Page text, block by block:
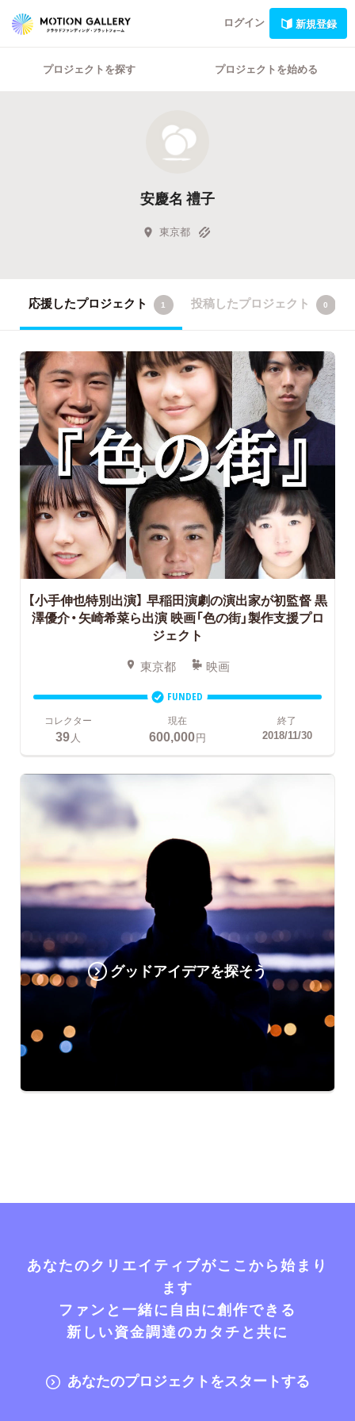
ログイン 新規登録
プロジェクトを探す プロジェクトを始める
安慶名 禮子
東京都
応援したプロジェクト 1 投稿したプロジェクト 0
【小手伸也特別出演】 早稲田演劇の演出家が初監督 黒
澤優介・矢崎希菜ら出演 映画「色の街」製作支援プロ
ジェクト
東京都 映画
FUNDED
コレクター
39 人
現在
600,000円
終了
2018/11/30
グッドアイデアを探そう
あなたのクリエイティブがここから始まり
ます
ファンと一緒に自由に創作できる
新しい資金調達のカタチと共に
あなたのプロジェクトをスタートする